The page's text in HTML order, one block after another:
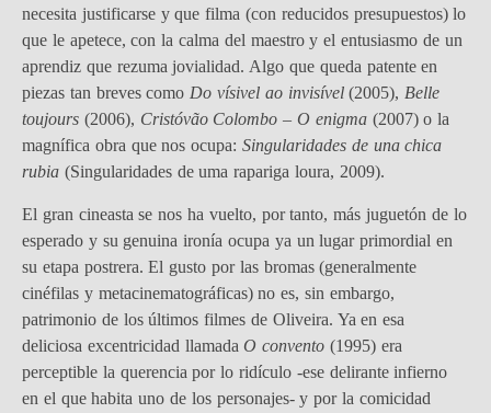
necesita justificarse y que filma (con reducidos presupuestos) lo
que le apetece, con la calma del maestro y el entusiasmo de un
aprendiz que rezuma jovialidad. Algo que queda patente en
piezas tan breves como Do vísivel ao invisível(2005), Belle
toujours (2006), Cristóvão Colombo – O enigma (2007) o la
magnífica obra que nos ocupa:Singularidades de una chica
rubia (Singularidades de uma rapariga loura, 2009).
El gran cineasta se nos ha vuelto, por tanto, más juguetón de lo
esperado y su genuina ironía ocupa ya un lugar primordial en
su etapa postrera. El gusto por las bromas (generalmente
cinéfilas y metacinematográficas) no es, sin embargo,
patrimonio de los últimos filmes de Oliveira. Ya en esa
deliciosa excentricidad llamadaO convento (1995) era
perceptible la querencia por lo ridículo -ese delirante infierno
en el que habita uno de los personajes- y por la comicidad